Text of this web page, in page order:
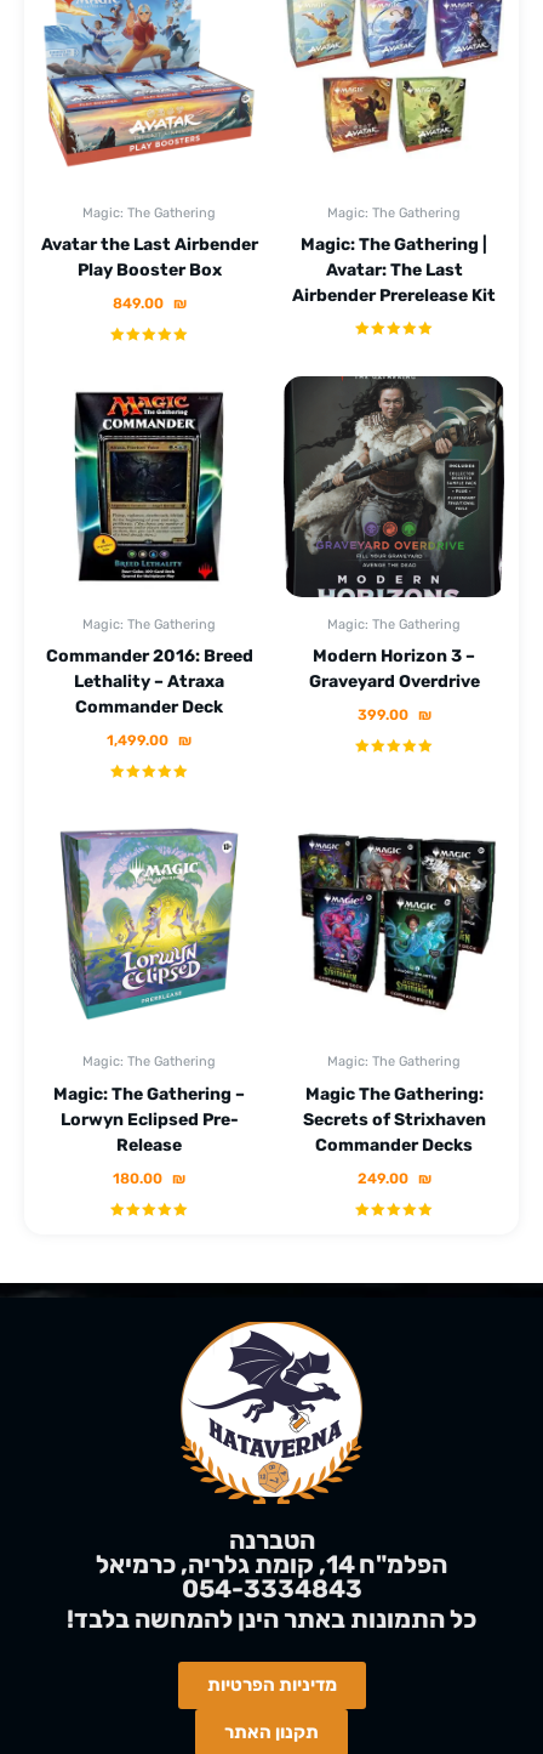
Magic: The Gathering
Avatar the Last Airbender
Play Booster Box
849.00 ₪
Magic: The Gathering
Magic: The Gathering |
Avatar: The Last
Airbender Prerelease Kit
Magic: The Gathering
Commander 2016: Breed
Lethality – Atraxa
Commander Deck
1,499.00 ₪
Magic: The Gathering
Modern Horizon 3 –
Graveyard Overdrive
399.00 ₪
Magic: The Gathering
Magic: The Gathering –
Lorwyn Eclipsed Pre-
Release
180.00 ₪
Magic: The Gathering
Magic The Gathering:
Secrets of Strixhaven
Commander Decks
249.00 ₪
הטברנה
הפלמ"ח 14, קומת גלריה, כרמיאל
054-3334843
!כל התמונות באתר הינן להמחשה בלבד
מדיניות הפרטיות
תקנון האתר